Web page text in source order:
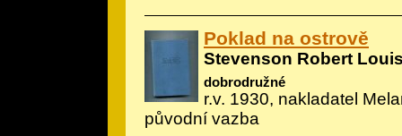
Poklad na ostrově
Stevenson Robert
dobrodružné
r.v. 1930, nakladatel
původní vazba